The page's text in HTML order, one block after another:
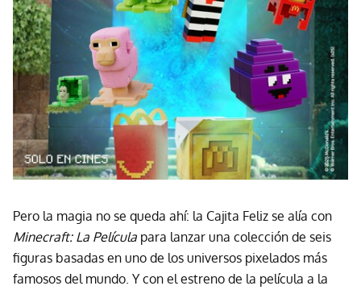
Pero la magia no se queda ahí: la Cajita Feliz se alía con
Minecraft: La Película para lanzar una colección de seis
figuras basadas en uno de los universos pixelados más
famosos del mundo. Y con el estreno de la película a la